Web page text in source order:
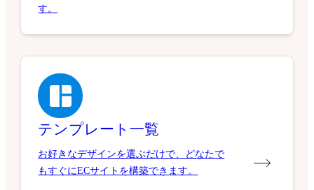
す。
テンプレート一覧
お好きなデザインを選ぶだけで、どなたで
もすぐにECサイトを構築できます。